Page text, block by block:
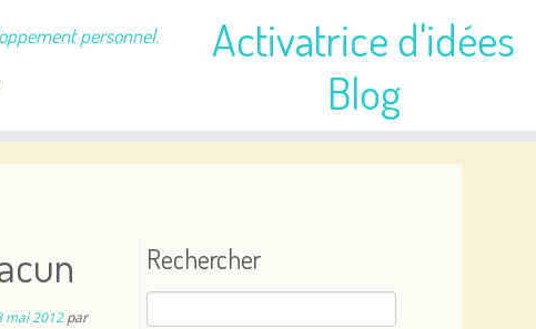
Activatrice d'idées
Blog
personnel.
mai 2012 par
Rechercher
Rechercher :